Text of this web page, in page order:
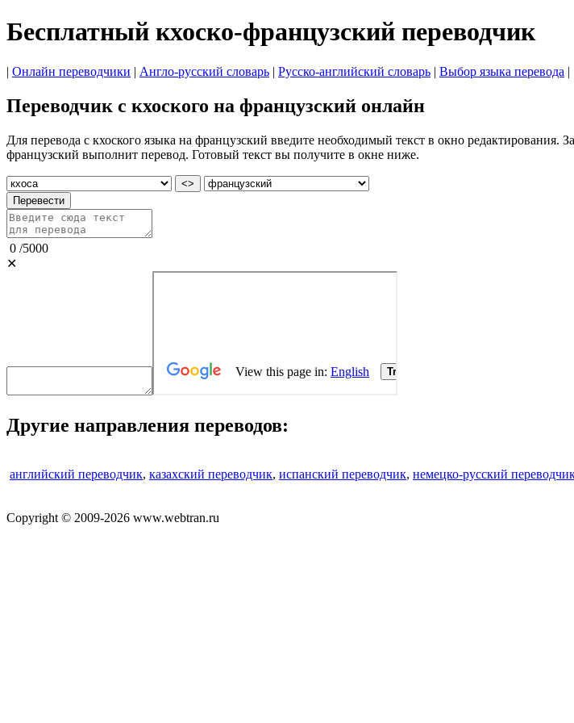
Бесплатный кхоско-французский переводчик
| Онлайн переводчики | Англо-русский словарь | Русско-английский словарь | Выбор языка перевода |
Переводчик с кхоского на французский онлайн
Для перевода с кхоского языка на французский введите необходимый текст в окно
французский выполнит перевод. Готовый текст вы получите в окне ниже.
<>
Перевести
0 /5000
✕
Другие направления переводов:
английский переводчик, казахский переводчик, испанский переводчик, немецко-русский
Copyright © 2009-2026 www.webtran.ru